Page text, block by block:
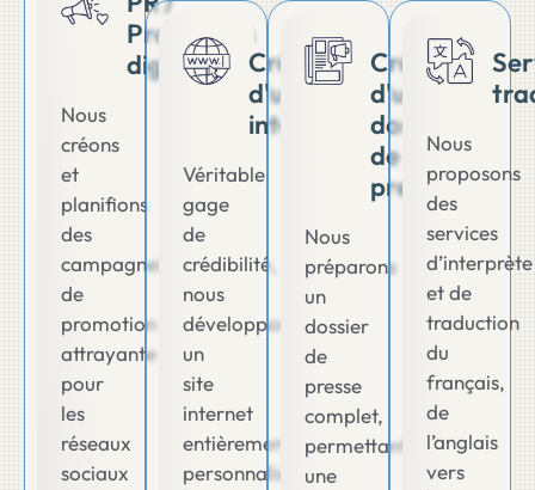
Promotion
digitale
Nous
créons
et
planifions
des
campagnes
de
promotion
attrayante
pour
les
réseaux
sociaux
Création
d'un site
internet
Véritable
gage
de
crédibilité,
nous
développons
un
site
internet
entièrement
personnalisé,
Création
d'un
dossier
de
presse
Nous
préparons
un
dossier
de
presse
complet,
permettant
une
Nous
proposons
des
services
d’interprète
et de
traduction
du
français,
de
l’anglais
vers